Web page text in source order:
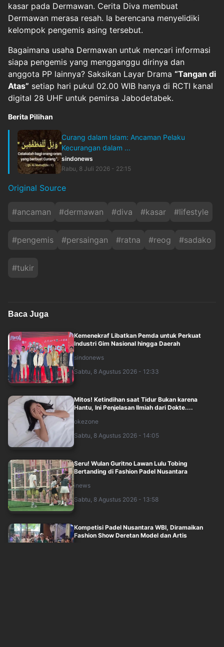
kasar pada Dermawan. Cerita Diva membuat
Dermawan merasa resah. Ia berencana menyelidiki
kelompok pengemis asing tersebut.
Bagaimana usaha Dermawan untuk mencari informasi
siapa pengemis yang mengganggu dirinya dan
anggota PP lainnya? Saksikan Layar Drama “Tangan di
Atas” setiap hari pukul 02.00 WIB hanya di RCTI kanal
digital 28 UHF untuk pemirsa Jabodetabek.
Berita Pilihan
Curang dalam Islam: Ancaman Pelaku
Kecurangan dalam ...
sindonews
Rabu, 8 Juli 2026 - 22:15
Original Source
#ancaman #dermawan #diva #kasar #lifestyle
#pengemis #persaingan #ratna #reog #sadako
#tukir
Baca Juga
Kemenekraf Libatkan Pemda untuk Perkuat
Industri Gim Nasional hingga Daerah
sindonews
Sabtu, 8 Agustus 2026 - 12:33
Mitos! Ketindihan saat Tidur Bukan karena
Hantu, Ini Penjelasan Ilmiah dari Dokte....
okezone
Sabtu, 8 Agustus 2026 - 14:05
Seru! Wulan Guritno Lawan Lulu Tobing
Bertanding di Fashion Padel Nusantara
inews
Sabtu, 8 Agustus 2026 - 13:58
Kompetisi Padel Nusantara WBI, Diramaikan
Fashion Show Deretan Model dan Artis